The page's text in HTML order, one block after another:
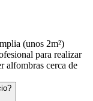
(unos 2m²)
para realizar
alfombras cerca de